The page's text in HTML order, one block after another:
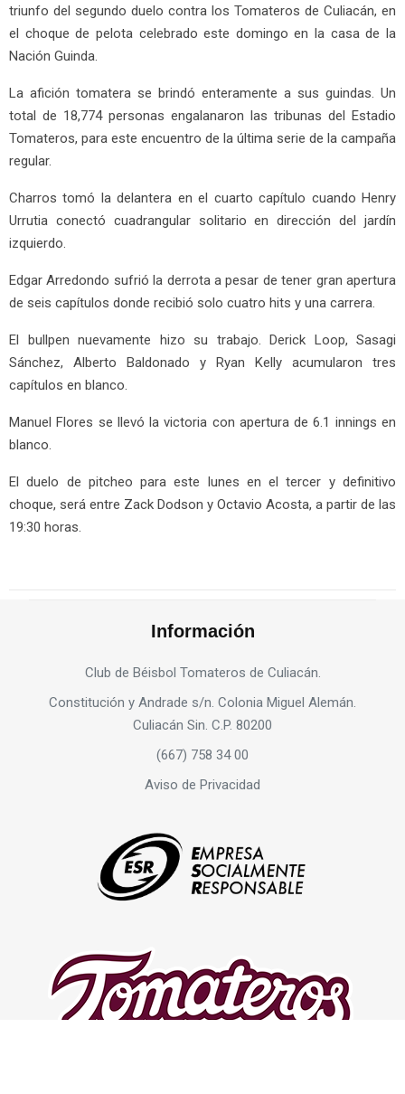
triunfo del segundo duelo contra los Tomateros de Culiacán, en
el choque de pelota celebrado este domingo en la casa de la
Nación Guinda.
La afición tomatera se brindó enteramente a sus guindas. Un
total de 18,774 personas engalanaron las tribunas del Estadio
Tomateros, para este encuentro de la última serie de la campaña
regular.
Charros tomó la delantera en el cuarto capítulo cuando Henry
Urrutia conectó cuadrangular solitario en dirección del jardín
izquierdo.
Edgar Arredondo sufrió la derrota a pesar de tener gran apertura
de seis capítulos donde recibió solo cuatro hits y una carrera.
El bullpen nuevamente hizo su trabajo. Derick Loop, Sasagi
Sánchez, Alberto Baldonado y Ryan Kelly acumularon tres
capítulos en blanco.
Manuel Flores se llevó la victoria con apertura de 6.1 innings en
blanco.
El duelo de pitcheo para este lunes en el tercer y definitivo
choque, será entre Zack Dodson y Octavio Acosta, a partir de las
19:30 horas.
Información
Club de Béisbol Tomateros de Culiacán.
Constitución y Andrade s/n. Colonia Miguel Alemán.
Culiacán Sin. C.P. 80200
(667) 758 34 00
Aviso de Privacidad